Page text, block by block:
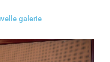
galerie